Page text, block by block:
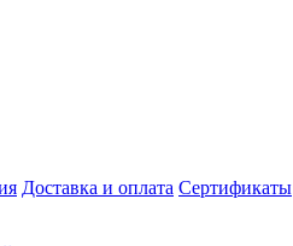
Доставка и оплата Сертификаты